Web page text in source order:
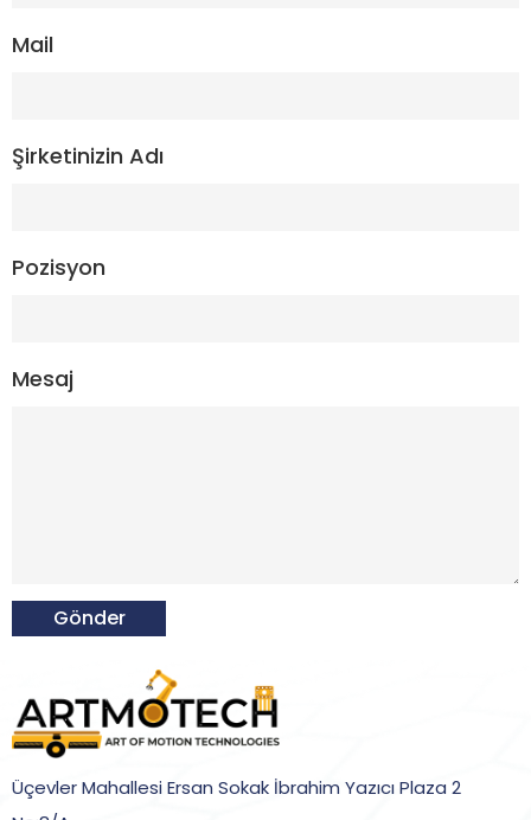
Mail
Şirketinizin Adı
Pozisyon
Mesaj
Gönder
Üçevler Mahallesi Ersan Sokak İbrahim Yazıcı Plaza 2